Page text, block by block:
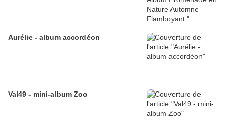
Aurélie - album accordéon
Val49 - mini-album Zoo